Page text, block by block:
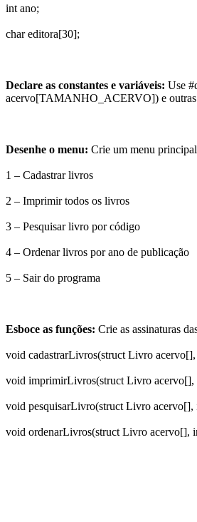
int ano;
char editora[30];
Declare as constantes e variáveis: Use
acervo[TAMANHO_ACERVO]) e
Desenhe o menu: Crie um menu
1 – Cadastrar livros
2 – Imprimir todos os livros
3 – Pesquisar livro por código
4 – Ordenar livros por ano de publicação
5 – Sair do programa
Esboce as funções: Crie as assinaturas
void cadastrarLivros(struct Livro
void imprimirLivros(struct Livro acervo[],
void pesquisarLivro(struct Livro acervo[],
void ordenarLivros(struct Livro acervo[],